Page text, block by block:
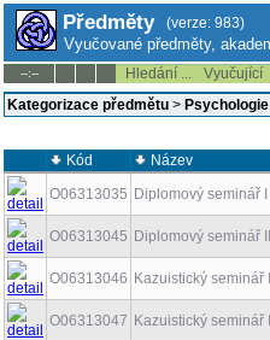
Předměty (verze: 983)
Vyučované předměty,
--:-- Hledání ... Vyučující
Kategorizace předmětu > Psychologie
Kód Název
O06313035 Diplomový seminář I
O06313045 Diplomový seminář II
O06313046 Kazuistický seminář I
O06313047 Kazuistický seminář II